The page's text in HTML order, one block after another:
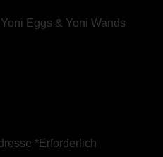
*Erforderlich